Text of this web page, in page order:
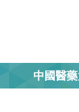
中國醫